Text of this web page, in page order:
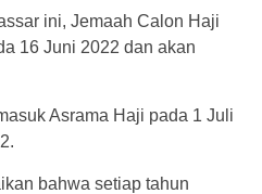
ini, Jemaah Calon Haji
16 Juni 2022 dan akan
Asrama Haji pada 1 Juli
bahwa setiap tahun